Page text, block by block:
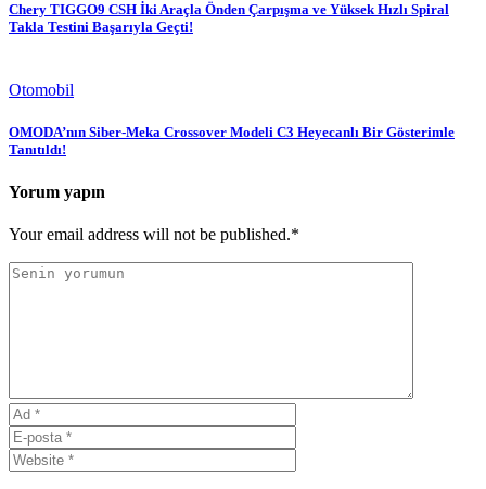
Chery TIGGO9 CSH İki Araçla Önden Çarpışma ve Yüksek Hızlı Spiral
Takla Testini Başarıyla Geçti!
Otomobil
OMODA’nın Siber-Meka Crossover Modeli C3 Heyecanlı Bir Gösterimle
Tanıtıldı!
Yorum yapın
Your email address will not be published.*